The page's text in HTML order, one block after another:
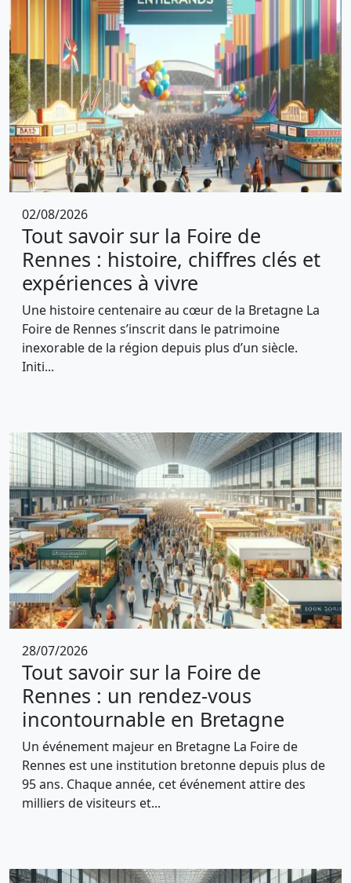
02/08/2026
Tout savoir sur la Foire de
Rennes : histoire, chiffres clés et
expériences à vivre
Une histoire centenaire au cœur de la Bretagne La
Foire de Rennes s’inscrit dans le patrimoine
inexorable de la région depuis plus d’un siècle.
Initi...
28/07/2026
Tout savoir sur la Foire de
Rennes : un rendez-vous
incontournable en Bretagne
Un événement majeur en Bretagne La Foire de
Rennes est une institution bretonne depuis plus de
95 ans. Chaque année, cet événement attire des
milliers de visiteurs et...